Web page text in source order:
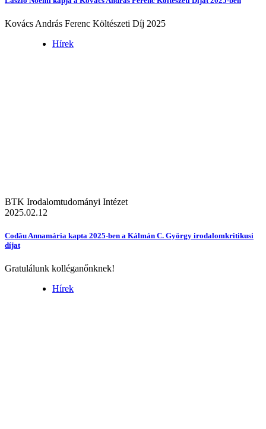
Kovács András Ferenc Költészeti Díj 2025
Hírek
BTK Irodalomtudományi Intézet
2025.02.12
Codău Annamária kapta 2025-ben a Kálmán C. György irodalomkritikusi
díjat
Gratulálunk kolléganőnknek!
Hírek